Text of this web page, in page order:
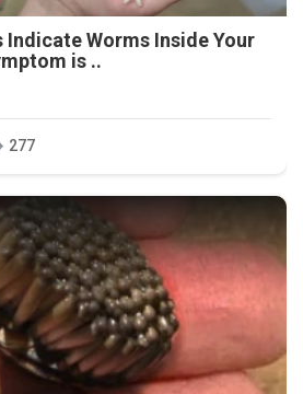
Indicate Worms Inside Your
is ..
277